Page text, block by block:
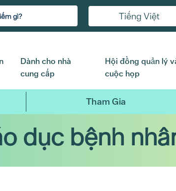
Tiếng Việt
Dành cho nhà
cung cấp
Hội đồng quản lý
cuộc họp
Tham Gia
dục bệnh